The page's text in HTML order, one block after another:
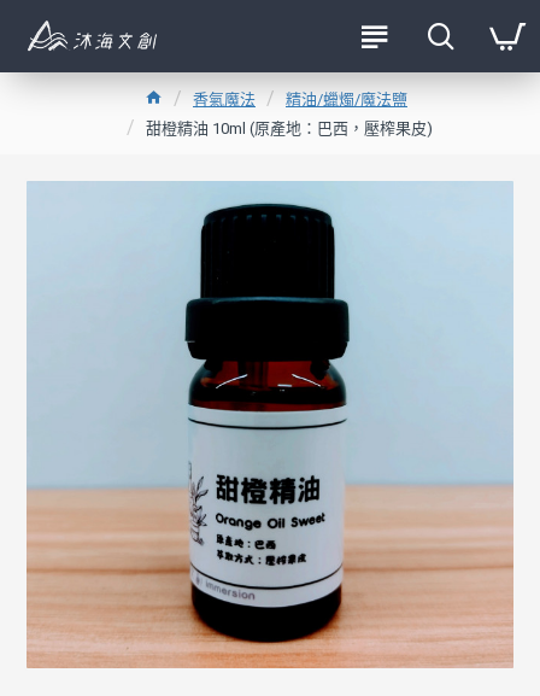
香氣魔法
精油/蠟燭/魔法鹽
甜橙精油 10ml (原產地：巴西，壓榨果皮)